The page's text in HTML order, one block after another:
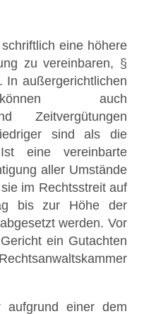
eine höhere
zu vereinbaren, §
außergerichtlichen
können auch
Zeitvergütungen
sind als die
eine vereinbarte
aller Umstände
im Rechtsstreit auf
bis zur Höhe der
werden. Vor
ein Gutachten
aufgrund einer dem